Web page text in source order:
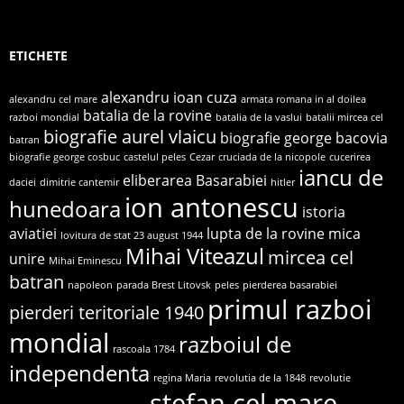
ETICHETE
alexandru cel mare alexandru ioan cuza armata romana in al doilea
razboi mondial batalia de la rovine batalia de la vaslui batalii mircea cel
batran biografie aurel vlaicu biografie george bacovia
biografie george cosbuc castelul peles Cezar cruciada de la nicopole cucerirea
daciei dimitrie cantemir eliberarea Basarabiei hitler iancu de
hunedoara ion antonescu istoria
aviatiei lovitura de stat 23 august 1944 lupta de la rovine mica
unire Mihai Eminescu Mihai Viteazul mircea cel
batran napoleon parada Brest Litovsk peles pierderea basarabiei
pierderi teritoriale 1940 primul razboi
mondial rascoala 1784 razboiul de
independenta regina Maria revolutia de la 1848 revolutie